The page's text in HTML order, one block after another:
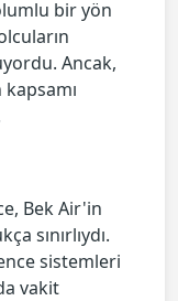
bir yön
Ancak,
Bek Air'in
sınırlıydı.
sistemleri
vakit